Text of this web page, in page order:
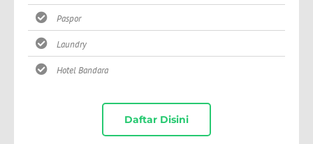
Paspor
Laundry
Hotel Bandara
Daftar Disini